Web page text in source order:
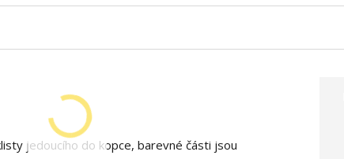
jedoucího do kopce, barevné části jsou